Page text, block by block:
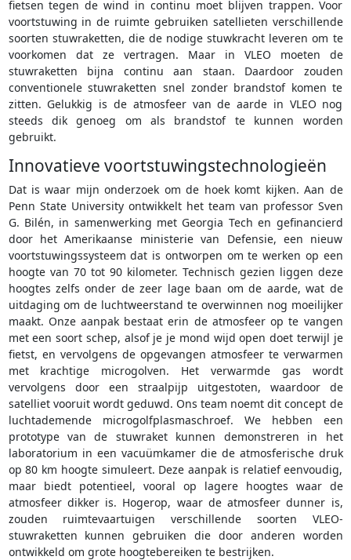
fietsen tegen de wind in continu moet blijven trappen. Voor
voortstuwing in de ruimte gebruiken satellieten verschillende
soorten stuwraketten, die de nodige stuwkracht leveren om te
voorkomen dat ze vertragen. Maar in VLEO moeten de
stuwraketten bijna continu aan staan. Daardoor zouden
conventionele stuwraketten snel zonder brandstof komen te
zitten. Gelukkig is de atmosfeer van de aarde in VLEO nog
steeds dik genoeg om als brandstof te kunnen worden
gebruikt.
Innovatieve voortstuwingstechnologieën
Dat is waar mijn onderzoek om de hoek komt kijken. Aan de
Penn State University ontwikkelt het team van professor Sven
G. Bilén, in samenwerking met Georgia Tech en gefinancierd
door het Amerikaanse ministerie van Defensie, een nieuw
voortstuwingssysteem dat is ontworpen om te werken op een
hoogte van 70 tot 90 kilometer. Technisch gezien liggen deze
hoogtes zelfs onder de zeer lage baan om de aarde, wat de
uitdaging om de luchtweerstand te overwinnen nog moeilijker
maakt. Onze aanpak bestaat erin de atmosfeer op te vangen
met een soort schep, alsof je je mond wijd open doet terwijl je
fietst, en vervolgens de opgevangen atmosfeer te verwarmen
met krachtige microgolven. Het verwarmde gas wordt
vervolgens door een straalpijp uitgestoten, waardoor de
satelliet vooruit wordt geduwd. Ons team noemt dit concept de
luchtademende microgolfplasmaschroef. We hebben een
prototype van de stuwraket kunnen demonstreren in het
laboratorium in een vacuümkamer die de atmosferische druk
op 80 km hoogte simuleert. Deze aanpak is relatief eenvoudig,
maar biedt potentieel, vooral op lagere hoogtes waar de
atmosfeer dikker is. Hogerop, waar de atmosfeer dunner is,
zouden ruimtevaartuigen verschillende soorten VLEO-
stuwraketten kunnen gebruiken die door anderen worden
ontwikkeld om grote hoogtebereiken te bestrijken.